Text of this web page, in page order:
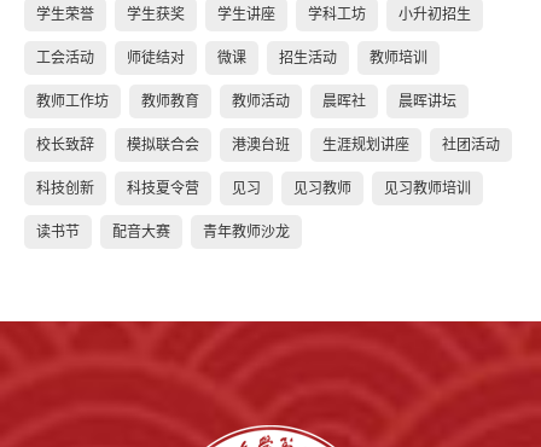
学生荣誉 学生获奖 学生讲座 学科工坊 小升初招生
工会活动 师徒结对 微课 招生活动 教师培训
教师工作坊 教师教育 教师活动 晨晖社 晨晖讲坛
校长致辞 模拟联合会 港澳台班 生涯规划讲座 社团活动
科技创新 科技夏令营 见习 见习教师 见习教师培训
读书节 配音大赛 青年教师沙龙